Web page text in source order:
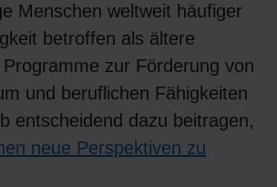
Menschen weltweit häufiger
betroffen als ältere
zur Förderung von
und beruflichen Fähigkeiten
entscheidend dazu beitragen,
neue Perspektiven zu